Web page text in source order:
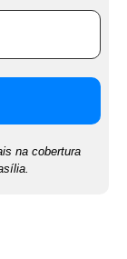
na cobertura